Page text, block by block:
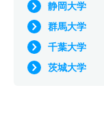
静岡大学
群馬大学
千葉大学
茨城大学